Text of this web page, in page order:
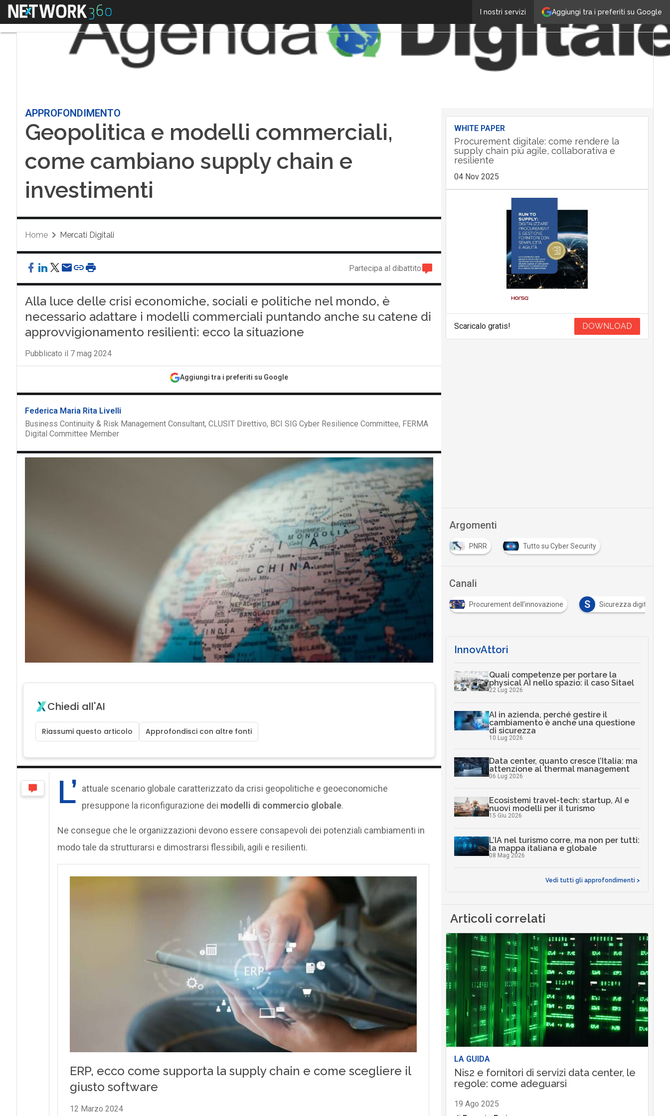
Aggiungi tra i preferiti su Google
I nostri servizi
Menu
APPROFONDIMENTO
Geopolitica e modelli commerciali,
come cambiano supply chain e
investimenti
Home Mercati Digitali
Partecipa al dibattito
Alla luce delle crisi economiche, sociali e politiche nel mondo, è
necessario adattare i modelli commerciali puntando anche su catene di
approvvigionamento resilienti: ecco la situazione
Pubblicato il 7 mag 2024
Aggiungi tra i preferiti su Google
Federica Maria Rita Livelli
Business Continuity & Risk Management Consultant, CLUSIT Direttivo, BCI SIG Cyber Resilience Committee, FERMA
Digital Committee Member
Chiedi all'AI
Riassumi questo articolo Approfondisci con altre fonti
L’ attuale scenario globale caratterizzato da crisi geopolitiche e geoeconomiche
presuppone la riconfigurazione dei modelli di commercio globale.
Ne consegue che le organizzazioni devono essere consapevoli dei potenziali cambiamenti in
modo tale da strutturarsi e dimostrarsi flessibili, agili e resilienti.
WHITE PAPER
Procurement digitale: come rendere la
supply chain più agile, collaborativa e
resiliente
04 Nov 2025
Scaricalo gratis! DOWNLOAD
Argomenti
PNRR Tutto su Cyber Security
Canali
Mercati digitali Procurement dell'innovazione S Sicurezza digitale
InnovAttori
Quali competenze per portare la
physical AI nello spazio: il caso Sitael
22 Lug 2026
AI in azienda, perché gestire il
cambiamento è anche una questione
di sicurezza
10 Lug 2026
Data center, quanto cresce l’Italia: ma
attenzione al thermal management
06 Lug 2026
Ecosistemi travel-tech: startup, AI e
nuovi modelli per il turismo
15 Giu 2026
L’IA nel turismo corre, ma non per tutti:
la mappa italiana e globale
08 Mag 2026
Vedi tutti gli approfondimenti >
Articoli correlati
LA GUIDA
Nis2 e fornitori di servizi data center, le
regole: come adeguarsi
19 Ago 2025